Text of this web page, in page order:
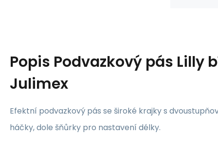
Popis Podvazkový pás Lilly
Julimex
Efektní podvazkový pás se široké krajky s
háčky, dole šňůrky pro nastavení délky.